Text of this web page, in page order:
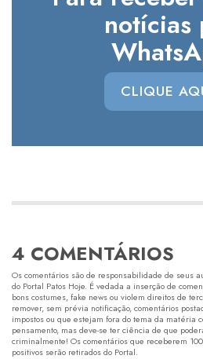
notícias
CLIQUE
4 COMENTÁRIOS
Os comentários são de responsabilidade de seus
do Portal Patos Hoje. É vedada a inserção de
bons costumes, fake news ou violem direitos de
remover, sem prévia notificação, comentários
impostos ou que estejam fora do tema da matéria
pensamento, mas deve-se ter ciência de que
criminalmente! Os comentários que receberem
positivos serão retirados do Portal.